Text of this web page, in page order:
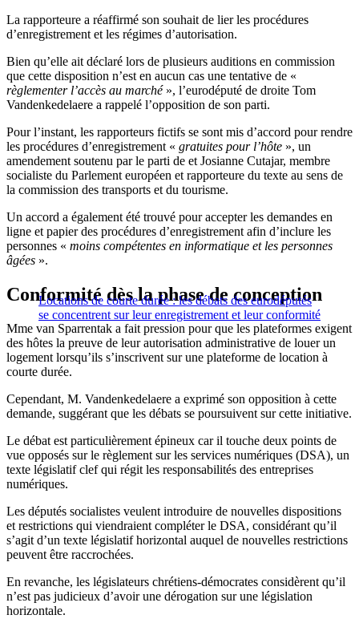
La rapporteure a réaffirmé son souhait de lier les procédures
d’enregistrement et les régimes d’autorisation.
Bien qu’elle ait déclaré lors de plusieurs auditions en commission
que cette disposition n’est en aucun cas une tentative de «
règlementer l’accès au marché», l’eurodéputé de droite Tom
Vandenkedelaere a rappelé l’opposition de son parti.
Pour l’instant, les rapporteurs fictifs se sont mis d’accord pour rendre
les procédures d’enregistrement « gratuites pour l’hôte », un
amendement soutenu par le parti de et Josianne Cutajar, membre
socialiste du Parlement européen et rapporteure du texte au sens de
la commission des transports et du tourisme.
Un accord a également été trouvé pour accepter les demandes en
ligne et papier des procédures d’enregistrement afin d’inclure les
personnes « moins compétentes en informatique et les personnes
âgées ».
Locations de courte durée : les débats des eurodéputés
se concentrent sur leur enregistrement et leur conformité
Conformité dès la phase de conception
Mme van Sparrentak a fait pression pour que les plateformes exigent
des hôtes la preuve de leur autorisation administrative de louer un
logement lorsqu’ils s’inscrivent sur une plateforme de location à
courte durée.
Cependant, M. Vandenkedelaere a exprimé son opposition à cette
demande, suggérant que les débats se poursuivent sur cette initiative.
Le débat est particulièrement épineux car il touche deux points de
vue opposés sur le règlement sur les services numériques (DSA), un
texte législatif clef qui régit les responsabilités des entreprises
numériques.
Les députés socialistes veulent introduire de nouvelles dispositions
et restrictions qui viendraient compléter le DSA, considérant qu’il
s’agit d’un texte législatif horizontal auquel de nouvelles restrictions
peuvent être raccrochées.
En revanche, les législateurs chrétiens-démocrates considèrent qu’il
n’est pas judicieux d’avoir une dérogation sur une législation
horizontale.